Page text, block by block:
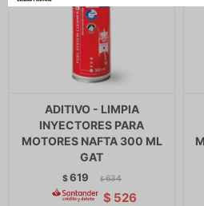
ADITIVO - LIMPIA
INYECTORES PARA
MOTORES NAFTA 300 ML
GAT
$619 $ 634
$ 526